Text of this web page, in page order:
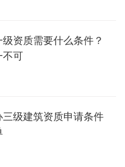
资质需要什么条件？
不可
级建筑资质申请条件